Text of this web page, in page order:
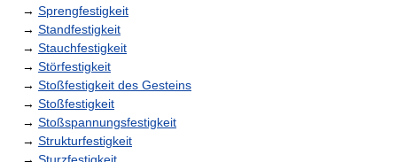
→ Sprengfestigkeit
→ Standfestigkeit
→ Stauchfestigkeit
→ Störfestigkeit
→ Stoßfestigkeit des Gesteins
→ Stoßfestigkeit
→ Stoßspannungsfestigkeit
→ Strukturfestigkeit